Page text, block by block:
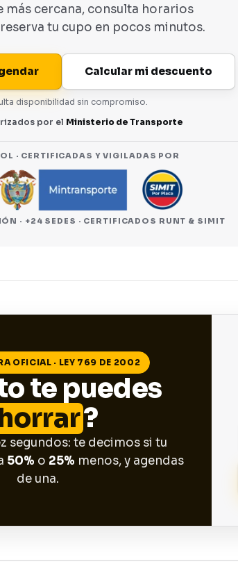
más cercana, consulta horarios
tu cupo en pocos minutos.
Calcular mi descuento
disponibilidad sin compromiso.
por el Ministerio de Transporte
· CERTIFICADAS Y VIGILADAS POR
· +24 SEDES · CERTIFICADOS RUNT & SIMIT
OFICIAL · LEY 769 DE 2002
te puedes
?
segundos: te decimos si tu
50% o 25% menos, y agendas
de una.